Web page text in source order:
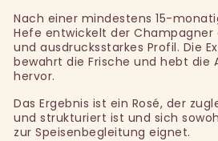
Nach einer mindestens 15-
Hefe entwickelt der Champagner
und ausdrucksstarkes Profil. Die
bewahrt die Frische und hebt die
hervor.
Das Ergebnis ist ein Rosé, der
und strukturiert ist und sich
zur Speisenbegleitung eignet.